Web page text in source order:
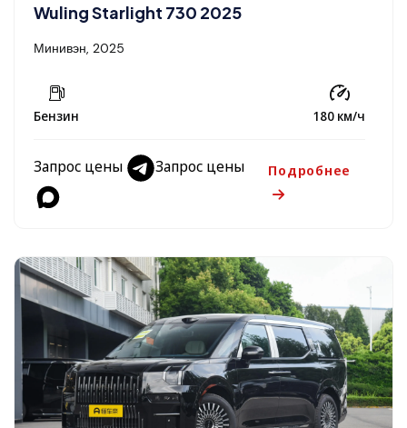
Wuling Starlight 730 2025
Минивэн, 2025
Бензин 180 км/ч
Запрос цены Запрос цены Подробнее